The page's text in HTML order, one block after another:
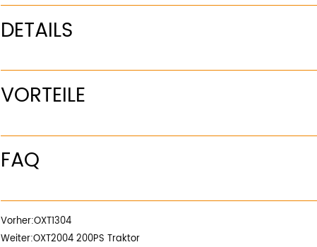
DETAILS
VORTEILE
FAQ
Vorher:OXT1304
Weiter:OXT2004 200PS Traktor